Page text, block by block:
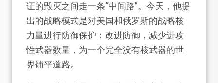
证的毁灭之间走一条“中间路”。今天，他提
出的战略模式是对美国和俄罗斯的战略核
力量进行防御保护：改进防御，减少进攻
性武器数量，为一个完全没有核武器的世
界铺平道路。